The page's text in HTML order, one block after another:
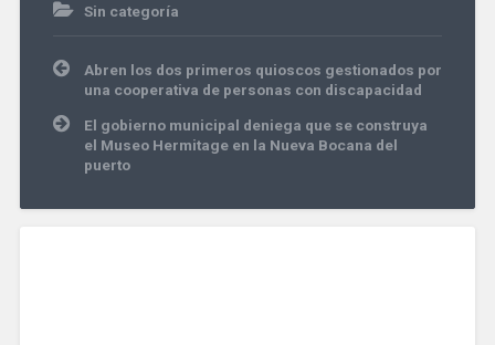
Sin categoría
Navegación
de
entradas
Abren los dos primeros quioscos gestionados por
una cooperativa de personas con discapacidad
El gobierno municipal deniega que se construya
el Museo Hermitage en la Nueva Bocana del
puerto